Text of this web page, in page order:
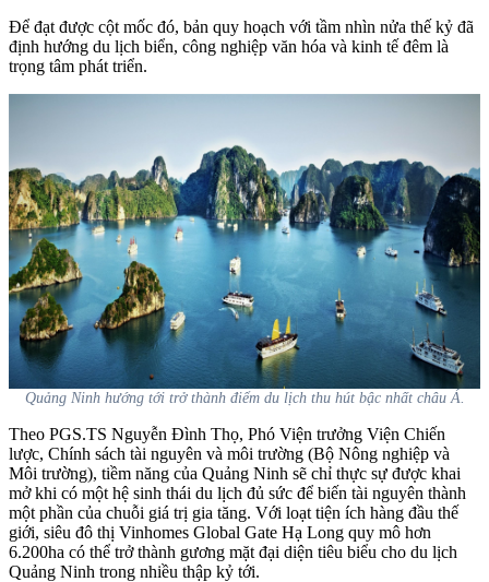
Để đạt được cột mốc đó, bản quy hoạch với tầm nhìn nửa thế kỷ đã
định hướng du lịch biển, công nghiệp văn hóa và kinh tế đêm là
trọng tâm phát triển.
Quảng Ninh hướng tới trở thành điểm du lịch thu hút bậc nhất châu Á.
Theo PGS.TS Nguyễn Đình Thọ, Phó Viện trưởng Viện Chiến
lược, Chính sách tài nguyên và môi trường (Bộ Nông nghiệp và
Môi trường), tiềm năng của Quảng Ninh sẽ chỉ thực sự được khai
mở khi có một hệ sinh thái du lịch đủ sức để biến tài nguyên thành
một phần của chuỗi giá trị gia tăng. Với loạt tiện ích hàng đầu thế
giới, siêu đô thị Vinhomes Global Gate Hạ Long quy mô hơn
6.200ha có thể trở thành gương mặt đại diện tiêu biểu cho du lịch
Quảng Ninh trong nhiều thập kỷ tới.